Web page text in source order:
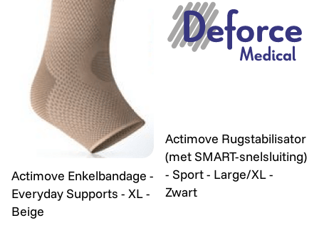
Actimove Enkelbandage - Everyday Supports - XL -
Actimove Enkelbandage -
Everyday Supports - XL -
Beige
Actimove Rugstabilisator
(met SMART-snelsluiting)
- Sport - Large/XL -
Zwart